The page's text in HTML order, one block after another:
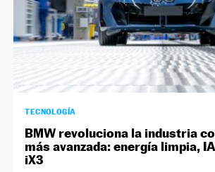
TECNOLOGÍA
BMW revoluciona la industria
más avanzada: energía limpia,
iX3